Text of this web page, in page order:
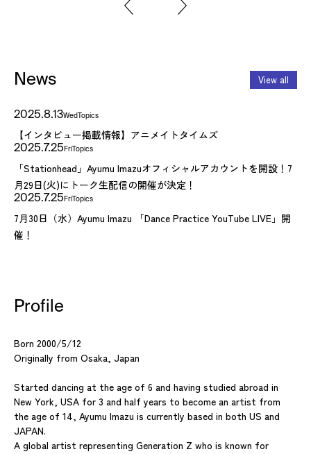
News View all
2025.8.13Wed Topics
【インタビュー掲載情報】アニメイトタイムズ
2025.7.25 Fri Topics
「Stationhead」Ayumu Imazuオフィシャルアカウントを開設！7
月29日(火)にトーク生配信の開催が決定！
2025.7.25 Fri Topics
7月30日（水）Ayumu Imazu 「Dance Practice YouTube LIVE」開
催！
Profile
Born 2000/5/12
Originally from Osaka, Japan
Started dancing at the age of 6 and having studied abroad in
New York, USA for 3 and half years to become an artist from
the age of 14, Ayumu Imazu is currently based in both US and
JAPAN.
A global artist representing Generation Z who is known for